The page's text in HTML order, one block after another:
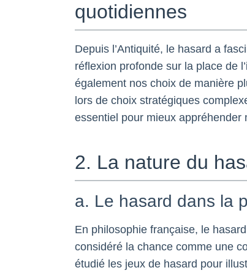
quotidiennes
Depuis l’Antiquité, le hasard a
réflexion profonde sur la place de
également nos choix de manière
lors de choix stratégiques
essentiel pour mieux
2. La nature du
a. Le hasard dans la
En philosophie française, le
considéré la chance comme une
étudié les jeux de hasard pour